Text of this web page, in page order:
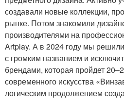
создавали новые коллекции,
рынке. Потом знакомили
производителями на
Artplay. А в 2024 году мы
с громким названием и
брендами, которая пройдет
современного искусства
логическим продолжением